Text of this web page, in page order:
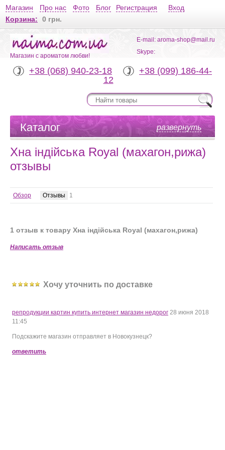
Магазин Про нас Фото Блог Регистрация
Вход
Корзина:
0 грн.
Магазин с ароматом любви!
+38 (068) 940-23-18
+38 (099) 186-44-
12
E-mail: aroma-shop@mail.ru
Skype:
развернуть
Каталог
Хна індійська Royal (махагон,рижа)
отзывы
Обзор Отзывы 1
1 отзыв к товару Хна індійська Royal (махагон,рижа)
Написать отзыв
Хочу уточнить по доставке
репродукции картин купить интернет магазин недорог 28 июня 2018
11:45
Подскажите магазин отправляет в Новокузнецк?
ответить